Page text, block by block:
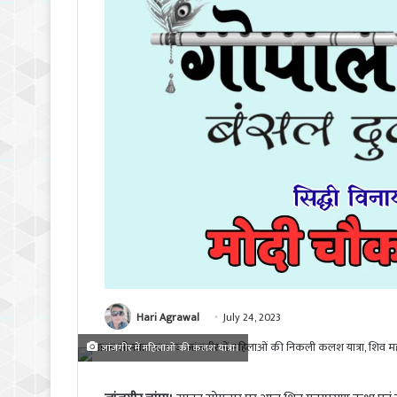
Hari Agrawal July 24, 2023
जांजगीर में महिलाओं की कलश यात्रा।